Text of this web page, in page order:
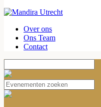
Over ons
Ons Team
Contact